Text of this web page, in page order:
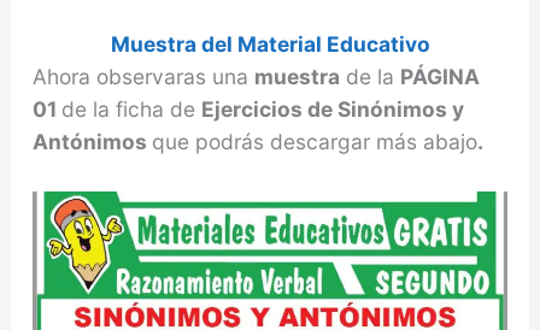
Muestra del Material Educativo
Ahora observaras una muestra de la PÁGINA
01 de la ficha de Ejercicios de Sinónimos y
Antónimos que podrás descargar más abajo.